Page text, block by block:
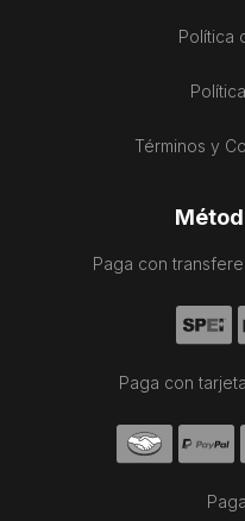
Política
Términos y
Paga con
Paga con